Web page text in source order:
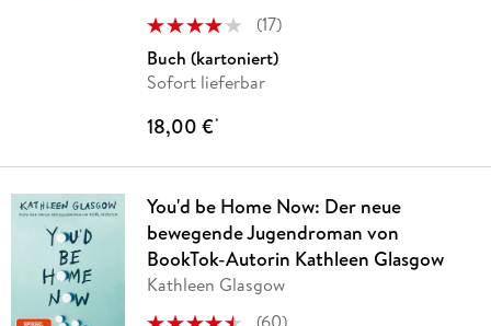
(17)
Buch (kartoniert)
Sofort lieferbar
18,00 €*
You'd be Home Now: Der neue
bewegende Jugendroman von
BookTok-Autorin Kathleen Glasgow
Kathleen Glasgow